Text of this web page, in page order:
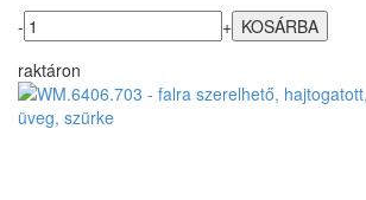
-
+
raktáron